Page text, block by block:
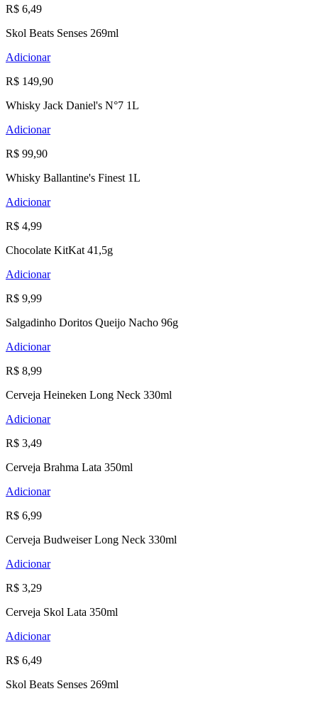
R$ 6,49
Skol Beats Senses 269ml
Adicionar
R$ 149,90
Whisky Jack Daniel's N°7 1L
Adicionar
R$ 99,90
Whisky Ballantine's Finest 1L
Adicionar
R$ 4,99
Chocolate KitKat 41,5g
Adicionar
R$ 9,99
Salgadinho Doritos Queijo Nacho 96g
Adicionar
R$ 8,99
Cerveja Heineken Long Neck 330ml
Adicionar
R$ 3,49
Cerveja Brahma Lata 350ml
Adicionar
R$ 6,99
Cerveja Budweiser Long Neck 330ml
Adicionar
R$ 3,29
Cerveja Skol Lata 350ml
Adicionar
R$ 6,49
Skol Beats Senses 269ml